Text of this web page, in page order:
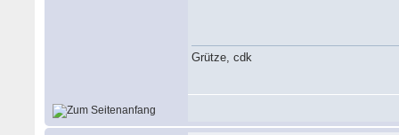
Grütze, cdk